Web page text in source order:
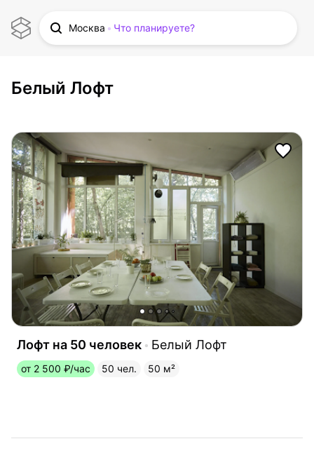
Москва Что планируете?
Белый Лофт
Лофт на 50 человек Белый Лофт
от 2 500 ₽/час 50 чел. 50 м²